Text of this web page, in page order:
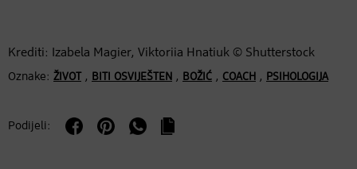
Krediti: Izabela Magier, Viktoriia Hnatiuk © Shutterstock
Oznake: ŽIVOT, BITI OSVIJEŠTEN , BOŽIĆ , COACH , PSIHOLOGIJA
Podijeli: